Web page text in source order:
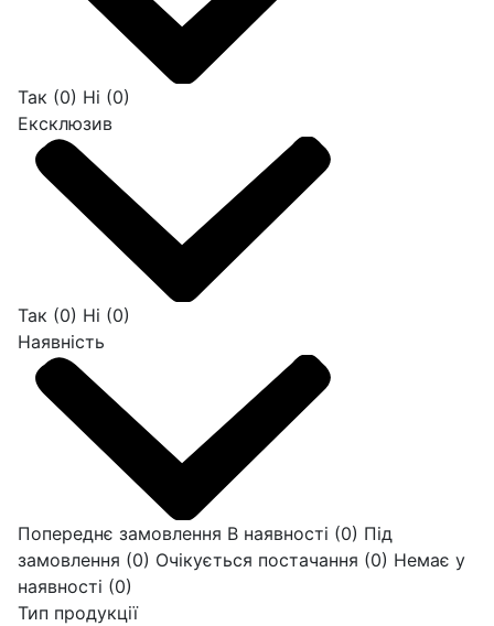
Так (0) Ні (0)
Ексклюзив
Так (0) Ні (0)
Наявність
Попереднє замовлення В наявності (0) Під
замовлення (0) Очікується постачання (0) Немає у
наявності (0)
Тип продукції